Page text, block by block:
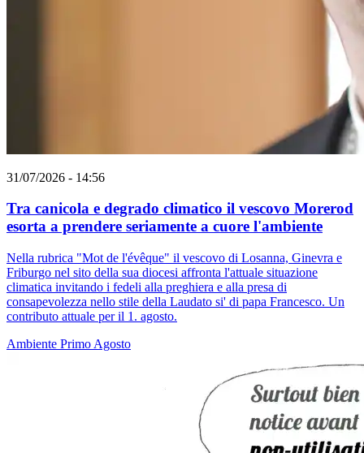
31/07/2026 - 14:56
Tra canicola e degrado climatico il vescovo Morerod
esorta a prendere seriamente a cuore l'ambiente
Nella rubrica "Mot de l'évêque" il vescovo di Losanna, Ginevra e
Friburgo nel sito della sua diocesi affronta l'attuale situazione
climatica invitando i fedeli alla preghiera e alla presa di
consapevolezza nello stile della Laudato si' di papa Francesco. Un
contributo attuale per il 1. agosto.
Ambiente Primo Agosto